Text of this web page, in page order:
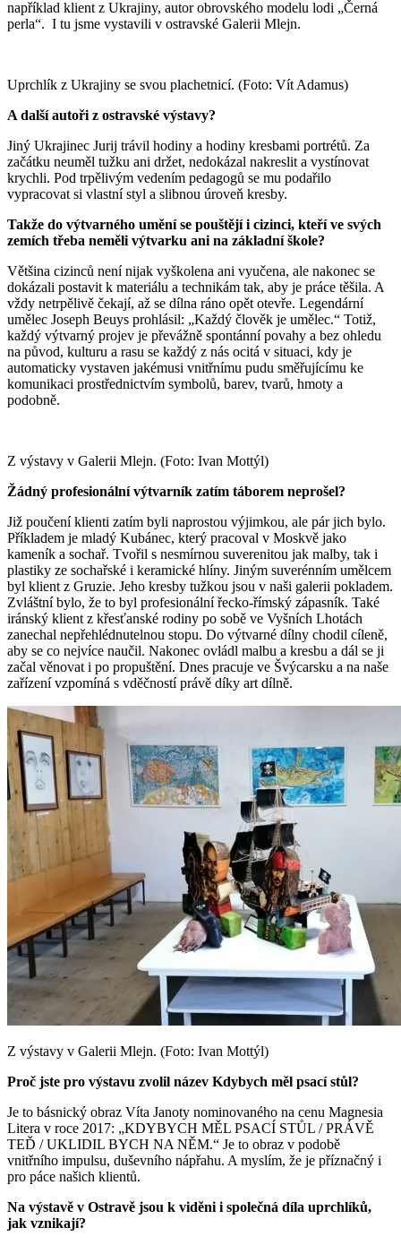
například klient z Ukrajiny, autor obrovského modelu lodi „Černá
perla“. I tu jsme vystavili v ostravské Galerii Mlejn.
Uprchlík z Ukrajiny se svou plachetnicí. (Foto: Vít Adamus)
A další autoři z ostravské výstavy?
Jiný Ukrajinec Jurij trávil hodiny a hodiny kresbami portrétů. Za
začátku neuměl tužku ani držet, nedokázal nakreslit a vystínovat
krychli. Pod trpělivým vedením pedagogů se mu podařilo
vypracovat si vlastní styl a slibnou úroveň kresby.
Takže do výtvarného umění se pouštějí i cizinci, kteří ve svých
zemích třeba neměli výtvarku ani na základní škole?
Většina cizinců není nijak vyškolena ani vyučena, ale nakonec se
dokázali postavit k materiálu a technikám tak, aby je práce těšila. A
vždy netrpělivě čekají, až se dílna ráno opět otevře. Legendární
umělec Joseph Beuys prohlásil: „Každý člověk je umělec.“ Totiž,
každý výtvarný projev je převážně spontánní povahy a bez ohledu
na původ, kulturu a rasu se každý z nás ocitá v situaci, kdy je
automaticky vystaven jakémusi vnitřnímu pudu směřujícímu ke
komunikaci prostřednictvím symbolů, barev, tvarů, hmoty a
podobně.
Z výstavy v Galerii Mlejn. (Foto: Ivan Mottýl)
Žádný profesionální výtvarník zatím táborem neprošel?
Již poučení klienti zatím byli naprostou výjimkou, ale pár jich bylo.
Příkladem je mladý Kubánec, který pracoval v Moskvě jako
kameník a sochař. Tvořil s nesmírnou suverenitou jak malby, tak i
plastiky ze sochařské i keramické hlíny. Jiným suverénním umělcem
byl klient z Gruzie. Jeho kresby tužkou jsou v naši galerii pokladem.
Zvláštní bylo, že to byl profesionální řecko-římský zápasník. Také
iránský klient z křesťanské rodiny po sobě ve Vyšních Lhotách
zanechal nepřehlédnutelnou stopu. Do výtvarné dílny chodil cíleně,
aby se co nejvíce naučil. Nakonec ovládl malbu a kresbu a dál se ji
začal věnovat i po propuštění. Dnes pracuje ve Švýcarsku a na naše
zařízení vzpomíná s vděčností právě díky art dílně.
Z výstavy v Galerii Mlejn. (Foto: Ivan Mottýl)
Proč jste pro výstavu zvolil název Kdybych měl psací stůl?
Je to básnický obraz Víta Janoty nominovaného na cenu Magnesia
Litera v roce 2017: „KDYBYCH MĚL PSACÍ STŮL / PRÁVĚ
TEĎ / UKLIDIL BYCH NA NĚM.“ Je to obraz v podobě
vnitřního impulsu, duševního nápřahu. A myslím, že je příznačný i
pro páce našich klientů.
Na výstavě v Ostravě jsou k viděni i společná díla uprchlíků,
jak vznikají?